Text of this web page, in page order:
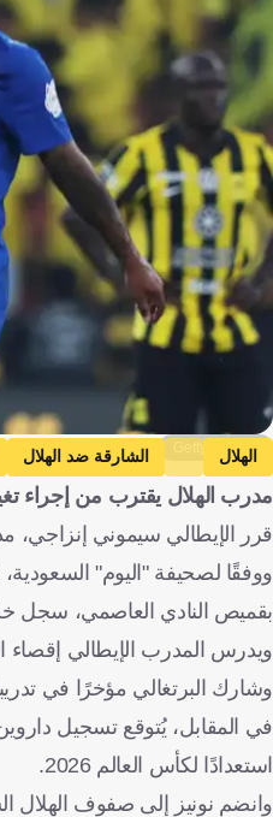
Getty Images
الهلال الشارقة ضد الهلال
كرة قدم
مدرب الهلال يقترب من إجراء
قرر الإيطالي سيموني إنزاجي،
بقميص النادي العاصمي، سجل خلالها 5 أهداف
ويدرس المدرب الإيطالي إقصاء اللاعب، البالغ من العمر 26 عامًا، من قائمة
وشارك البرتغالي مؤخرًا في تدريبات فريق الهلال (تحت 21 عامًا)، تمهيدًا لقيده في
استعدادًا لكأس العالم 2026.
وانضم نونيز إلى صفوف الهلال